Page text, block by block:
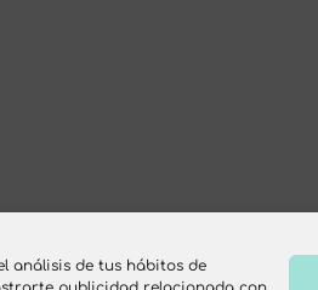
análisis de tus hábitos de